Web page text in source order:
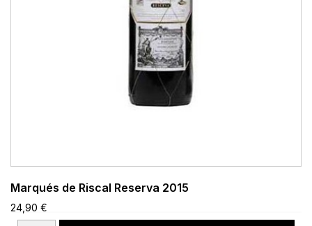
Marqués de Riscal Reserva 2015
24,90 €